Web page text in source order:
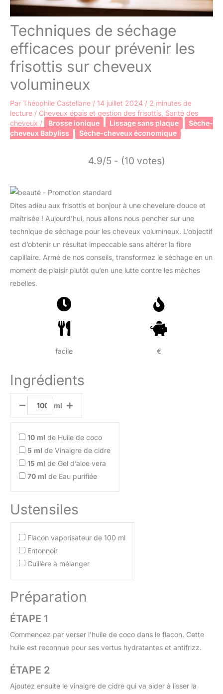
Techniques de séchage
efficaces pour prévenir les
frisottis sur cheveux
volumineux
Par Théophile Castellane / 14 juillet 2024 / 2 minutes de
lecture / Cheveux épais et gestion des frisottis Santé des
cheveux / Brosse ionique Lissage sans plaque
Sèche-
cheveux Babyliss
Sèche-cheveux économique
4.9/5 - (10 votes)
Dites adieu aux frisottis et bonjour à une chevelure douce et
maîtrisée ! Aujourd’hui, nous allons nous pencher sur une
technique de séchage pour les cheveux volumineux. L’objectif
est d’obtenir un résultat impeccable sans altérer la fibre
capillaire. Armé de nos conseils, transformez le séchage en un
moment de plaisir plutôt qu’en une lutte contre les mèches
rebelles.
facile €
Ingrédients
ml
10 ml de Huile de coco
5 ml de Vinaigre de cidre
15 ml de Gel d’aloe vera
70 ml de Eau purifiée
Ustensiles
Flacon vaporisateur de 100 ml
Entonnoir
Cuillère à mélanger
Préparation
ÉTAPE 1
Commencez par verser l’huile de coco dans le flacon. Cette
huile est reconnue pour ses vertus hydratantes et antifrizz.
ÉTAPE 2
Ajoutez ensuite le vinaigre de cidre qui va aider à lisser la